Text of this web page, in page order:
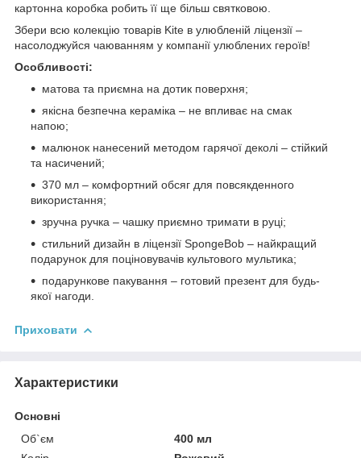
картонна коробка робить її ще більш святковою.
Збери всю колекцію товарів Kite в улюбленій ліцензії –
насолоджуйся чаюванням у компанії улюблених героїв!
Особливості:
матова та приємна на дотик поверхня;
якісна безпечна кераміка – не впливає на смак
напою;
малюнок нанесений методом гарячої деколі – стійкий
та насичений;
370 мл – комфортний обсяг для повсякденного
використання;
зручна ручка – чашку приємно тримати в руці;
стильний дизайн в ліцензії SpongeBob – найкращий
подарунок для поціновувачів культового мультика;
подарункове пакування – готовий презент для будь-
якої нагоди.
Приховати
Характеристики
Основні
Об`єм
400 мл